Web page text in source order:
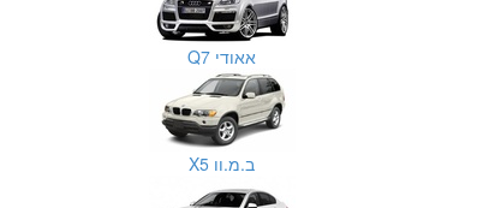
אאודי Q7
ב.מ.וו X5